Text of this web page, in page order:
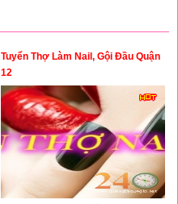
Tuyển Thợ Làm Nail, Gội Đầu Quận
12